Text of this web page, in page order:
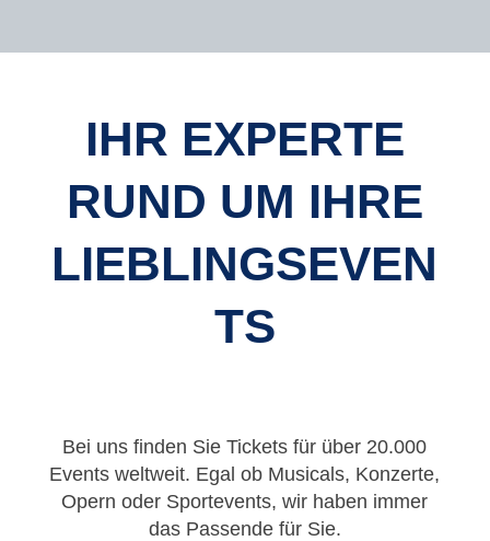
IHR EXPERTE
RUND UM IHRE
LIEBLINGSEVEN
TS
Bei uns finden Sie Tickets für über 20.000
Events weltweit. Egal ob Musicals, Konzerte,
Opern oder Sportevents, wir haben immer
das Passende für Sie.